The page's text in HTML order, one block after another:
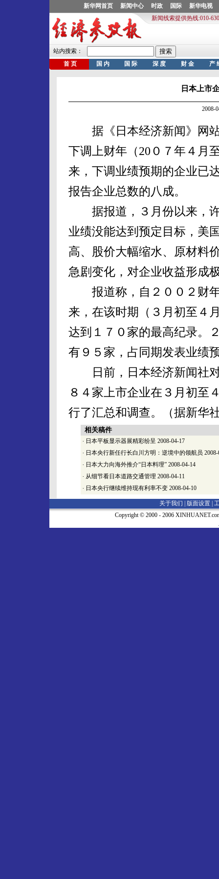
日本上市
2008-
据《日本经济新闻》网站
下调上财年（20０７年４月
来，下调业绩预期的企业已
报告企业总数的八成。
据报道，３月份以来，许
业绩没能达到预定目标，美
高、股价大幅缩水、原材料
急剧变化，对企业收益形成
报道称，自２００２财年
来，在该时期（３月初至４
达到１７０家的最高纪录。
有９５家，占同期发表业绩
日前，日本经济新闻社对
８４家上市企业在３月初至
行了汇总和调查。（据新华
相关稿件
· 日本平板显示器展精彩纷呈 2008-04-17
· 日本央行新任行长白川方明：逆境中的领航员
· 日本大力向海外推介“日本料理” 2008-04-14
· 从细节看日本道路交通管理 2008-04-11
· 日本央行继续维持现有利率不变 2008-04-10
关于我们 | 版面设置
Copyright © 2000 - 2006